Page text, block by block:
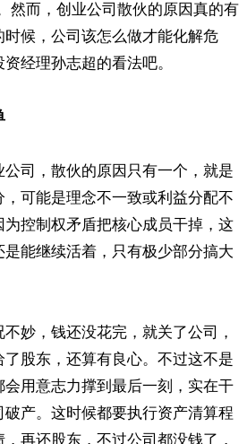
然而，创业公司散伙的原因真的有
候，公司该怎么做才能化解危
经理孙志超的看法吧。
司，散伙的原因只有一个，就是
可能是理念不一致或利益分配不
控制权矛盾把核心成员干掉，这
能继续活着，只有极少部分搞大
妙，钱还没花完，就关了公司，
股东，还算有良心。不过这不是
用意志力撑到最后一刻，实在干
产。这时候都要执行资产清算程
再还股东，不过公司都没钱了，